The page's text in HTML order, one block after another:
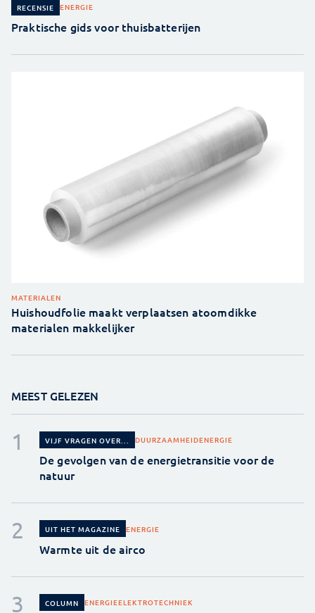
RECENSIE ENERGIE
Praktische gids voor thuisbatterijen
MATERIALEN
Huishoudfolie maakt verplaatsen atoomdikke
materialen makkelijker
MEEST GELEZEN
VIJF VRAGEN OVER... DUURZAAMHEIDENERGIE
De gevolgen van de energietransitie voor de
natuur
UIT HET MAGAZINE ENERGIE
Warmte uit de airco
COLUMN ENERGIEELEKTROTECHNIEK